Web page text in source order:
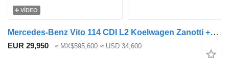
VÍDEO
Mercedes-Benz Vito 114 CDI L2 Koelwagen Zanotti +20C/-20C st 230V ATP
EUR 29,950 ≈ MX$595,600 ≈ USD 34,600